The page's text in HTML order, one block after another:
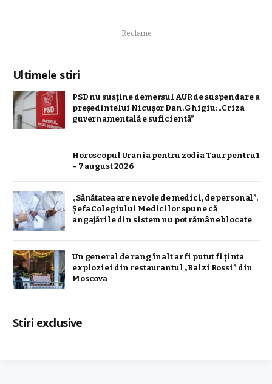
Reclame
Ultimele stiri
PSD nu susține demersul AUR de suspendare a
președintelui Nicușor Dan. Ghigiu: „Criza
guvernamentală e suficientă”
Horoscopul Urania pentru zodia Taur pentru 1
– 7 august 2026
„Sănătatea are nevoie de medici, de personal”.
Șefa Colegiului Medicilor spune că
angajările din sistem nu pot rămâne blocate
Un general de rang înalt ar fi putut fi ținta
exploziei din restaurantul „Balzi Rossi” din
Moscova
Stiri exclusive